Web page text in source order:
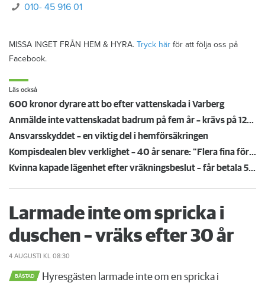
010- 45 916 01
MISSA INGET FRÅN HEM & HYRA. Tryck här för att följa oss på
Facebook.
Läs också
600 kronor dyrare att bo efter vattenskada i Varberg
Anmälde inte vattenskadat badrum på fem år – krävs på 125 000 kronor
Ansvarsskyddet – en viktig del i hemförsäkringen
Kompisdealen blev verklighet – 40 år senare: "Flera fina fördelar med att dela bostad"
Kvinna kapade lägenhet efter vräkningsbeslut – får betala 50 000
Larmade inte om spricka i
duschen – vräks efter 30 år
4 AUGUSTI KL 08:30
BÅSTAD
Hyresgästen larmade inte om en spricka i